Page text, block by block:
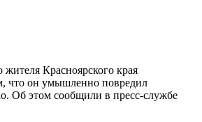
Красноярского края
что он умышленно повредил
Об этом сообщили в пресс-службе